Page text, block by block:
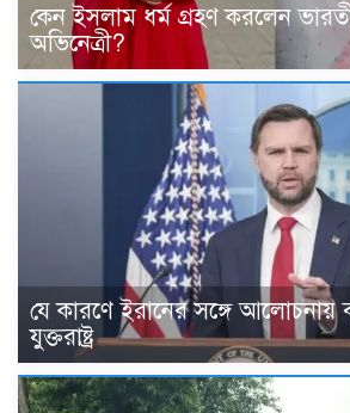
কেন ইসলাম ধর্ম গ্রহণ করলেন
অভিনেত্রী?
যে কারণে ইরানের সঙ্গে আলোচনায়
যুক্তরাষ্ট্র